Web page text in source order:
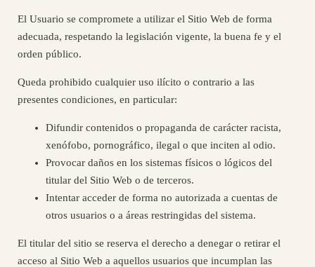
El Usuario se compromete a utilizar el Sitio Web de forma
adecuada, respetando la legislación vigente, la buena fe y el
orden público.
Queda prohibido cualquier uso ilícito o contrario a las
presentes condiciones, en particular:
Difundir contenidos o propaganda de carácter racista,
xenófobo, pornográfico, ilegal o que inciten al odio.
Provocar daños en los sistemas físicos o lógicos del
titular del Sitio Web o de terceros.
Intentar acceder de forma no autorizada a cuentas de
otros usuarios o a áreas restringidas del sistema.
El titular del sitio se reserva el derecho a denegar o retirar el
acceso al Sitio Web a aquellos usuarios que incumplan las